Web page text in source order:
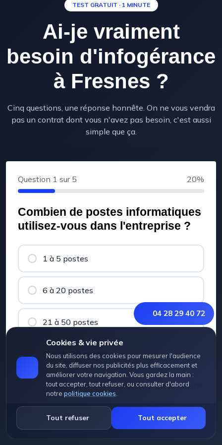
04 28 29 40 72
Cookies & vie privée
Nous utilisons des cookies pour mesurer l'audience
du site, diffuser nos publicités plus efficacement et
améliorer votre navigation. Vous gardez la main :
tout accepter, tout refuser, ou consulter d'abord
notre politique cookies
Tout refuser Tout accepter
TEST GRATUIT · 1 MINUTE
Ai-je vraiment
besoin d'infogérance
à Fresnes ?
Cinq questions, une réponse honnête. On ne vous vendra
pas un contrat dont vous n'avez pas besoin, c'est aussi
simple que ça.
Question 1 sur 5 20%
Combien de postes informatiques
utilisez-vous dans l'entreprise ?
1 à 5 postes
6 à 20 postes
21 à 50 postes
Plus de 50 postes
Aucune donnée enregistrée, c'est anonyme.